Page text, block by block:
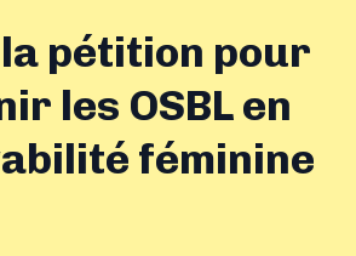
pétition pour
les OSBL en
féminine